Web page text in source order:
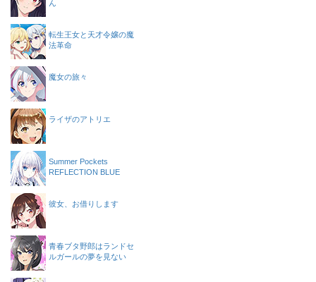
ん
転生王女と天才令嬢の魔
法革命
魔女の旅々
ライザのアトリエ
Summer Pockets
REFLECTION BLUE
彼女、お借りします
青春ブタ野郎はランドセ
ルガールの夢を見ない